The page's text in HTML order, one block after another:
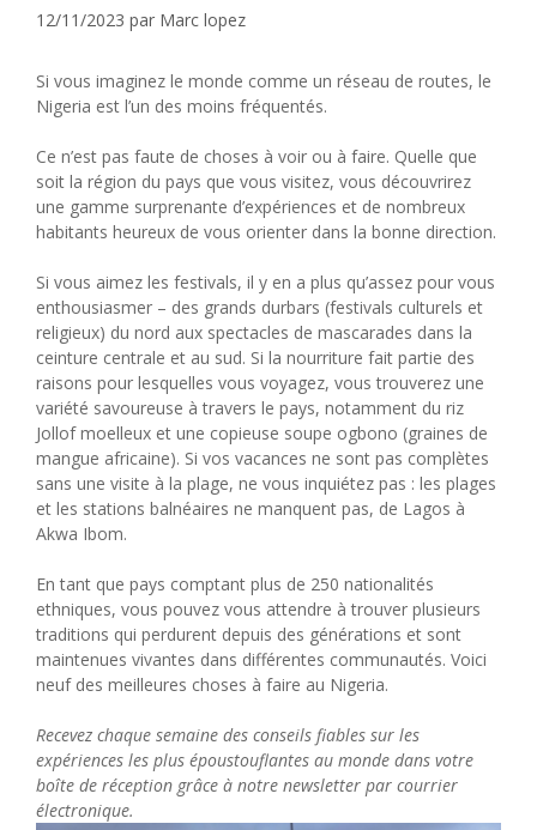
12/11/2023 par Marc lopez
Si vous imaginez le monde comme un réseau de routes, le
Nigeria est l’un des moins fréquentés.
Ce n’est pas faute de choses à voir ou à faire. Quelle que
soit la région du pays que vous visitez, vous découvrirez
une gamme surprenante d’expériences et de nombreux
habitants heureux de vous orienter dans la bonne direction.
Si vous aimez les festivals, il y en a plus qu’assez pour vous
enthousiasmer – des grands durbars (festivals culturels et
religieux) du nord aux spectacles de mascarades dans la
ceinture centrale et au sud. Si la nourriture fait partie des
raisons pour lesquelles vous voyagez, vous trouverez une
variété savoureuse à travers le pays, notamment du riz
Jollof moelleux et une copieuse soupe ogbono (graines de
mangue africaine). Si vos vacances ne sont pas complètes
sans une visite à la plage, ne vous inquiétez pas : les plages
et les stations balnéaires ne manquent pas, de Lagos à
Akwa Ibom.
En tant que pays comptant plus de 250 nationalités
ethniques, vous pouvez vous attendre à trouver plusieurs
traditions qui perdurent depuis des générations et sont
maintenues vivantes dans différentes communautés. Voici
neuf des meilleures choses à faire au Nigeria.
Recevez chaque semaine des conseils fiables sur les
expériences les plus époustouflantes au monde dans votre
boîte de réception grâce à notre newsletter par courrier
électronique.